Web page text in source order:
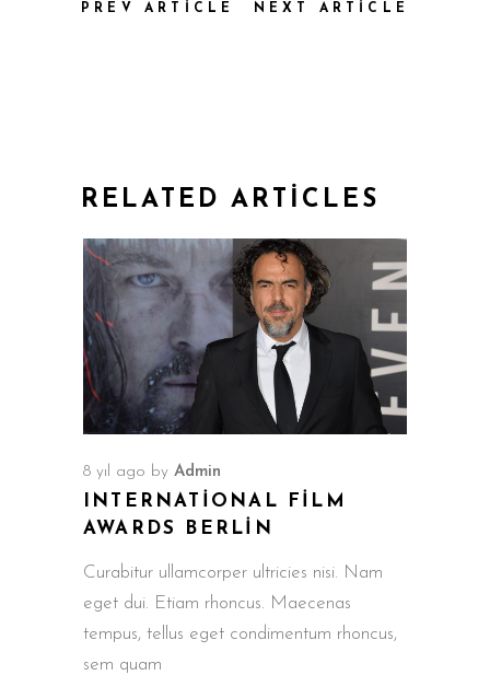
PREV ARTICLE NEXT ARTICLE
RELATED ARTICLES
8 yıl ago by Admin
INTERNATIONAL FILM
AWARDS BERLIN
Curabitur ullamcorper ultricies nisi. Nam
eget dui. Etiam rhoncus. Maecenas
tempus, tellus eget condimentum rhoncus,
sem quam